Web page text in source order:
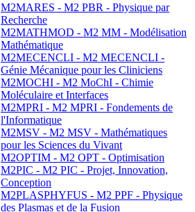
M2MARES - M2 PBR - Physique par
Recherche
M2MATHMOD - M2 MM - Modélisation
Mathématique
M2MECENCLI - M2 MECENCLI -
Génie Mécanique pour les Cliniciens
M2MOCHI - M2 MoChI - Chimie
Moléculaire et Interfaces
M2MPRI - M2 MPRI - Fondements de
l'Informatique
M2MSV - M2 MSV - Mathématiques
pour les Sciences du Vivant
M2OPTIM - M2 OPT - Optimisation
M2PIC - M2 PIC - Projet, Innovation,
Conception
M2PLASPHYFUS - M2 PPF - Physique
des Plasmas et de la Fusion